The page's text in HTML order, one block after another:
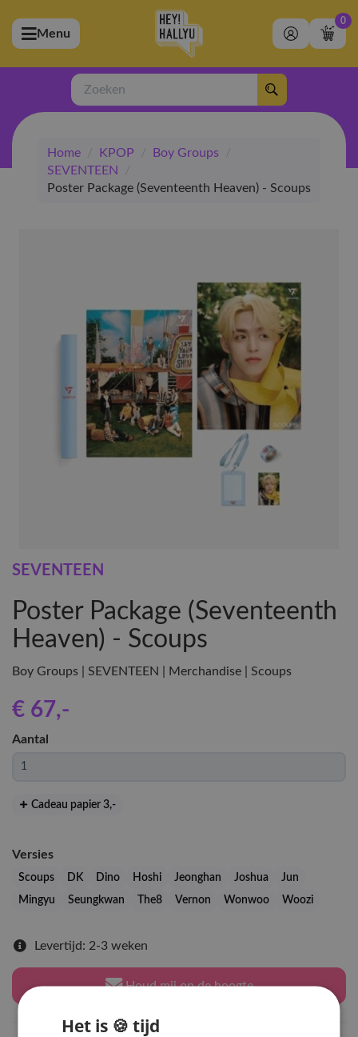
(Artiesten)
(Merchandise)
(Exclusive)
(Winkel)
Menu
0
Zoeken
Home / KPOP / Boy Groups
/
SEVENTEEN
/
Poster Package (Seventeenth Heaven) - Scoups
SEVENTEEN
Poster Package (Seventeenth
Heaven) - Scoups
Boy Groups | SEVENTEEN | Merchandise | Scoups
€ 67,-
Aantal
Cadeau papier 3,-
Versies
Scoups DK Dino Hoshi Jeonghan Joshua
Jun
Mingyu
Seungkwan The8 Vernon Wonwoo Woozi
Levertijd: 2-3 weken
Houd mij op de hoogte
Het is 🍪 tijd